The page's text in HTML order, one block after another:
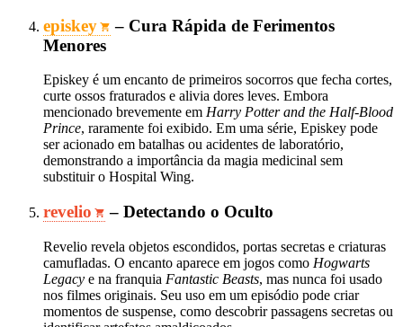
episkey
– Cura Rápida de Ferimentos
Menores
Episkey é um encanto de primeiros socorros que fecha cortes,
curte ossos fraturados e alivia dores leves. Embora
mencionado brevemente em Harry Potter and the Half‑Blood
Prince, raramente foi exibido. Em uma série, Episkey pode
ser acionado em batalhas ou acidentes de laboratório,
demonstrando a importância da magia medicinal sem
substituir o Hospital Wing.
revelio – Detectando o Oculto
Revelio revela objetos escondidos, portas secretas e criaturas
camufladas. O encanto aparece em jogos como Hogwarts
Legacy e na franquia Fantastic Beasts, mas nunca foi usado
nos filmes originais. Seu uso em um episódio pode criar
momentos de suspense, como descobrir passagens secretas ou